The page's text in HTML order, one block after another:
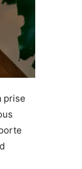
prise